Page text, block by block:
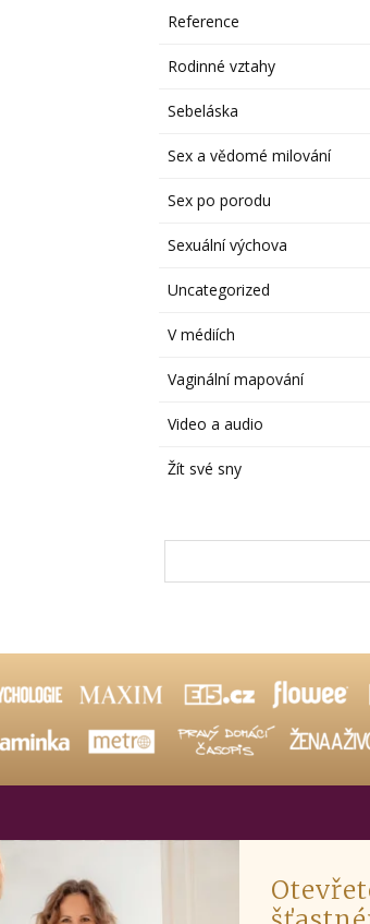
Reference
Rodinné vztahy
Sebeláska
Sex a vědomé milování
Sex po porodu
Sexuální výchova
Uncategorized
V médiích
Vaginální mapování
Video a audio
Žít své sny